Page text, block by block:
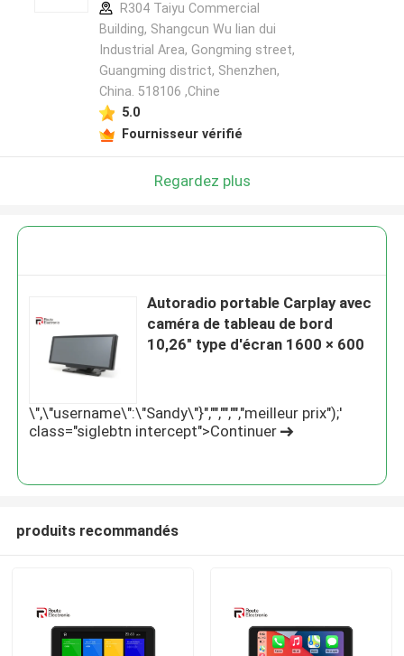
R304 Taiyu Commercial
Building, Shangcun Wu lian dui
Industrial Area, Gongming street,
Guangming district, Shenzhen,
China. 518106 ,Chine
5.0
Fournisseur vérifié
Regardez plus
Autoradio portable Carplay avec
caméra de tableau de bord
10,26" type d'écran 1600 × 600
\",\"username\":\"Sandy\"}","","","","meilleur prix");'
class="siglebtn intercept">Continuer
produits recommandés